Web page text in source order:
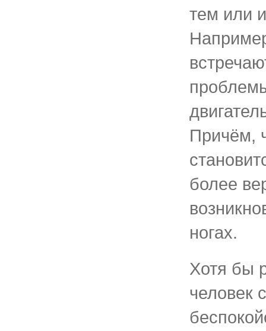
тем или
Причём,
более
ногах.
Хотя бы
человек